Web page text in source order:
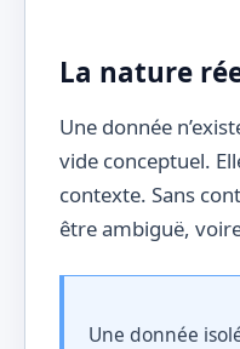
La nature
Une donnée
vide conceptuel.
contexte. Sans
être ambiguë,
Une donnée